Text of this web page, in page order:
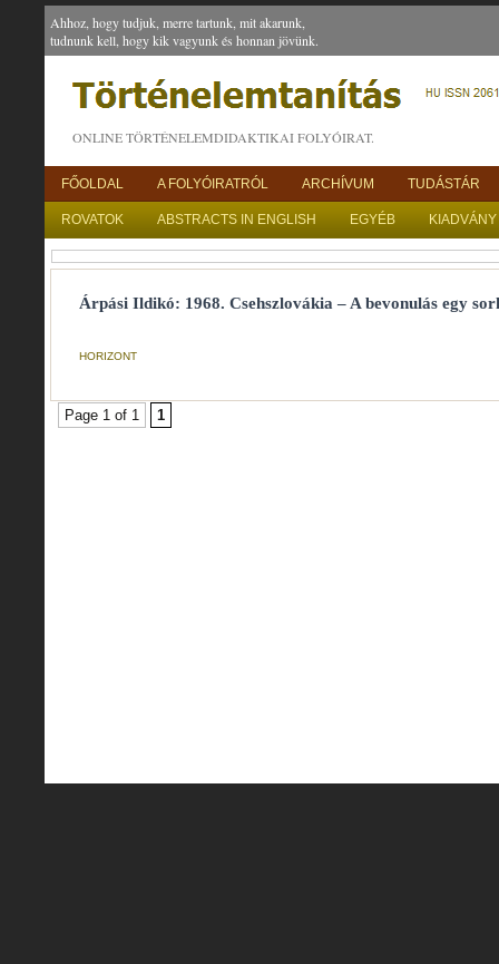
Ahhoz, hogy tudjuk, merre tartunk, mit akarunk,
tudnunk kell, hogy kik vagyunk és honnan jövünk.
ONLINE TÖRTÉNELEMDIDAKTIKAI FOLYÓIRAT.
FŐOLDAL A FOLYÓIRATRÓL ARCHÍVUM TUDÁSTÁR
ROVATOK ABSTRACTS IN ENGLISH EGYÉB
Árpási Ildikó: 1968. Csehszlovákia – A bevonulás egy
HORIZONT
Page 1 of 1 1